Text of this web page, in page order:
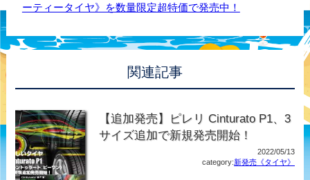
ーティータイヤ》を数量限定超特価で発売中！
関連記事
【追加発売】ピレリ Cinturato P1、3
サイズ追加で新規発売開始！
2022/05/13
category:新発売《タイヤ》